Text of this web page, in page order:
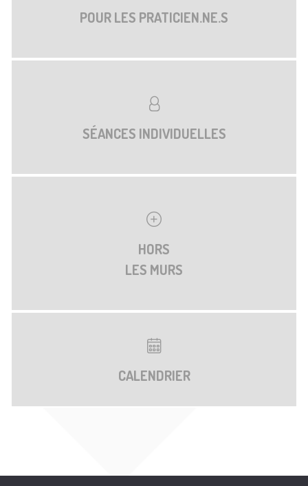
POUR LES PRATICIEN.NE.S
SÉANCES INDIVIDUELLES
HORS
LES MURS
CALENDRIER